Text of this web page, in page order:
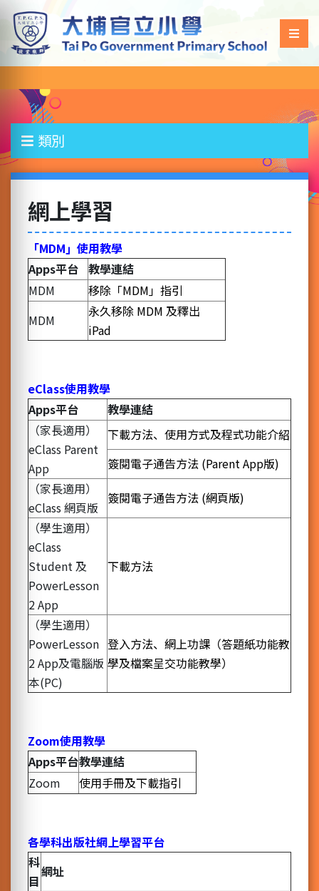
類別
網上學習
「MDM」使用教學
Apps平台 教學連結
MDM
移除「MDM」指引
MDM
永久移除 MDM 及釋出
iPad
eClass使用教學
Apps平台
教學連結
（家長適用）
eClass Parent
App
下載方法、使用方式及程式功能介紹
簽閱電子通告方法 (Parent App版)
（家長適用）
eClass 網頁版
簽閱電子通告方法 (網頁版)
（學生適用）
eClass
Student 及
PowerLesson
2 App
下載方法
（學生適用）
PowerLesson
2 App及電腦版
本(PC)
登入方法、網上功課（答題紙功能教
學及檔案呈交功能教學）
Zoom使用教學
Apps平台教學連結
Zoom
使用手冊及下載指引
各學科出版社網上學習平台
科
目
網址